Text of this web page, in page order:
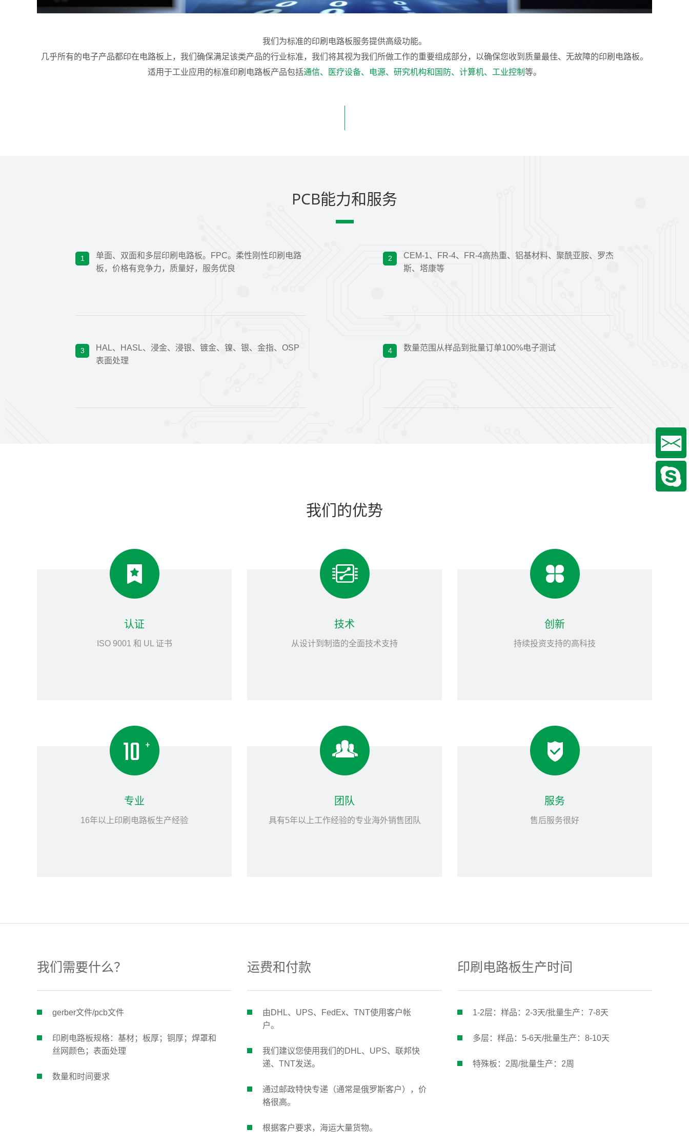
我们为标准的印刷电路板服务提供高级功能。
几乎所有的电子产品都印在电路板上，我们确保满足该类产品的行业标准，我们将其视为我们所做工作的重要组成部分，以确保您收到质量最佳、无故障的印刷电路板。
适用于工业应用的标准印刷电路板产品包括通信、医疗设备、电源、研究机构和国防、计算机、工业控制 等。
PCB能力和服务
1
单面、双面和多层印刷电路板。FPC。柔性刚性印刷电路
板，价格有竞争力，质量好，服务优良
2
CEM-1、FR-4、FR-4高热重、铝基材料、聚酰亚胺、罗杰
斯、塔康等
3
HAL、HASL、浸金、浸银、镀金、镍、银、金指、OSP
表面处理
4 数量范围从样品到批量订单100%电子测试
我们的优势
认证
ISO 9001 和 UL 证书
技术
从设计到制造的全面技术支持
创新
持续投资支持的高科技
专业
16年以上印刷电路板生产经验
团队
具有5年以上工作经验的专业海外销售团队
服务
售后服务很好
我们需要什么？
gerber文件/pcb文件
印刷电路板规格：基材；板厚；铜厚；焊罩和
丝网颜色；表面处理
数量和时间要求
运费和付款
由DHL、UPS、FedEx、TNT使用客户帐
户。
我们建议您使用我们的DHL、UPS、联邦快
递、TNT发送。
通过邮政特快专递（通常是俄罗斯客户），价
格很高。
根据客户要求，海运大量货物。
印刷电路板生产时间
1-2层：样品：2-3天/批量生产：7-8天
多层：样品：5-6天/批量生产：8-10天
特殊板：2周/批量生产：2周